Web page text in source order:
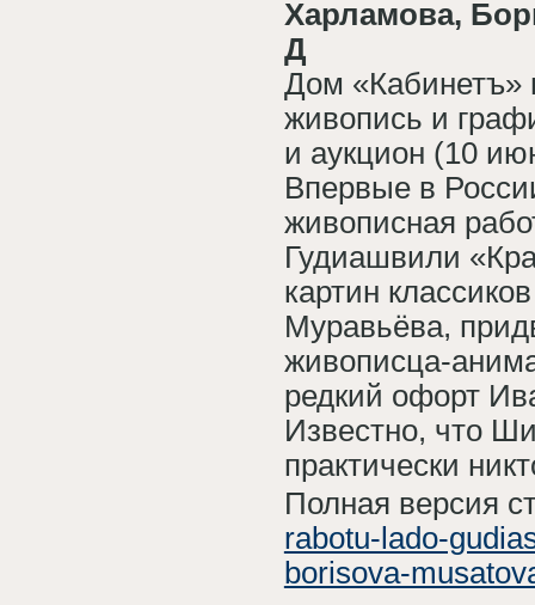
Харламова,
Д
Дом «Кабинетъ»
живопись и
и аукцион (10
Впервые в
живописная
Гудиашвили
картин
Муравьёва,
живописца-
редкий офорт
Известно, что
практически
Полная версия
rabotu-lado-
borisova-